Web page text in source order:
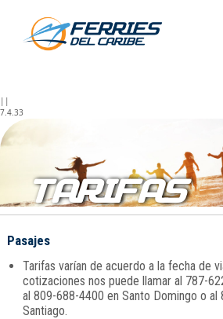
||
7.4.33
TARIFAS
Pasajes
Tarifas varían de acuerdo a la fecha de
cotizaciones nos puede llamar al 787-
al 809-688-4400 en Santo Domingo o al
Santiago.